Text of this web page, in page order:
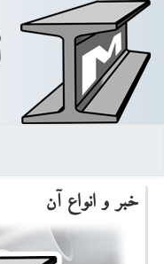
خبر و انواع آن